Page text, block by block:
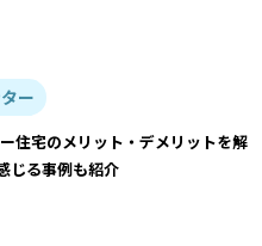
ー
住宅のメリット・デメリットを解
じる事例も紹介